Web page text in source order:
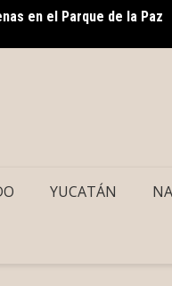
en el Parque de la Paz
YUCATÁN